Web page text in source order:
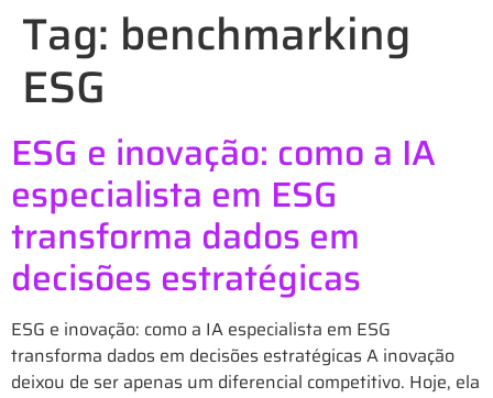
Tag: benchmarking
ESG
ESG e inovação: como a IA
especialista em ESG
transforma dados em
decisões estratégicas
ESG e inovação: como a IA especialista em ESG
transforma dados em decisões estratégicas A inovação
deixou de ser apenas um diferencial competitivo. Hoje, ela